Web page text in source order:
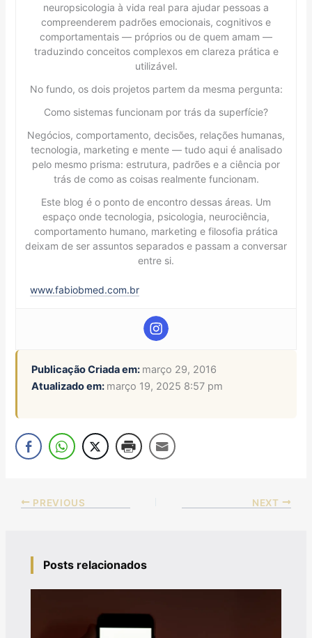
neuropsicologia à vida real para ajudar pessoas a
compreenderem padrões emocionais, cognitivos e
comportamentais — próprios ou de quem amam —
traduzindo conceitos complexos em clareza prática e
utilizável.
No fundo, os dois projetos partem da mesma pergunta:
Como sistemas funcionam por trás da superfície?
Negócios, comportamento, decisões, relações humanas,
tecnologia, marketing e mente — tudo aqui é analisado
pelo mesmo prisma: estrutura, padrões e a ciência por
trás de como as coisas realmente funcionam.
Este blog é o ponto de encontro dessas áreas. Um
espaço onde tecnologia, psicologia, neurociência,
comportamento humano, marketing e filosofia prática
deixam de ser assuntos separados e passam a conversar
entre si.
www.fabiobmed.com.br
Publicação Criada em: março 29, 2016
Atualizado em: março 19, 2025 8:57 pm
PREVIOUS NEXT
Posts relacionados